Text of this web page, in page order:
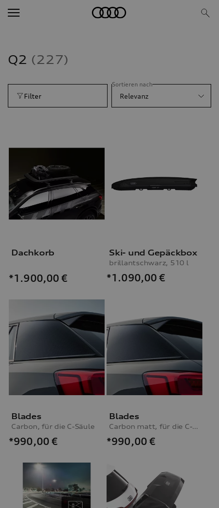
Q2 227
Filter
Sortieren nach
Relevanz
Dachkorb
*1.900,00 €
Ski- und Gepäckbox
brillantschwarz, 510 l
*1.090,00 €
Blades
Carbon, für die C-Säule
*990,00 €
Blades
Carbon matt, für die C-Säule
*990,00 €